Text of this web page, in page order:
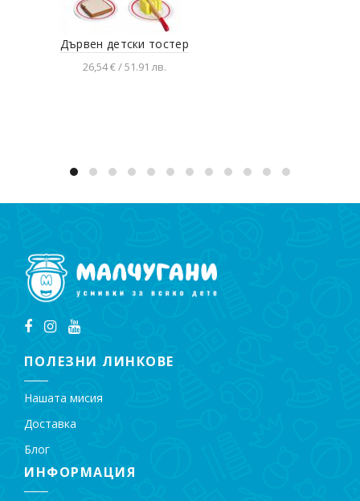
Дървен детски тостер
26,54 € / 51.91 лв.
ПОЛЕЗНИ ЛИНКОВЕ
Нашата мисия
Доставка
Блог
ИНФОРМАЦИЯ